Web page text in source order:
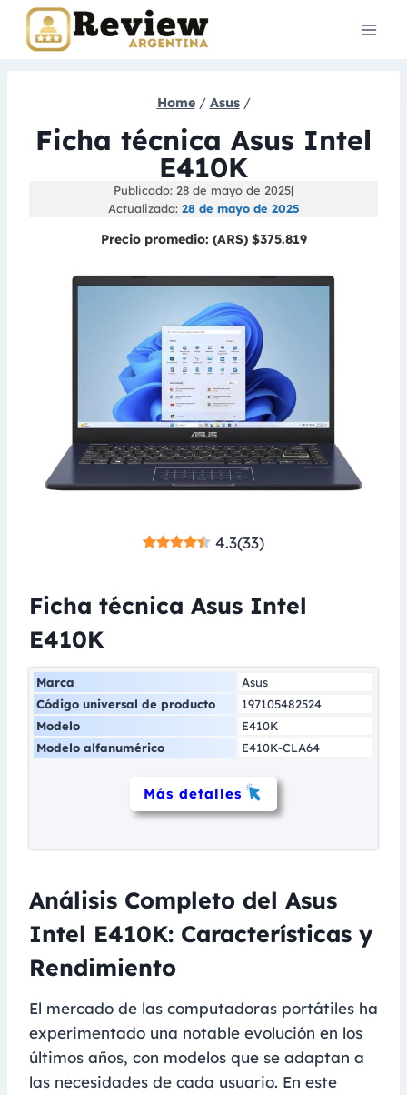
Skip
Home / Asus /
Ficha técnica Asus Intel
E410K
Publicado: 28 de mayo de 2025|
Actualizada: 28 de mayo de 2025
Precio promedio: (ARS) $375.819
4.3(33)
Ficha técnica Asus Intel
E410K
Marca
Asus
Código universal de producto
197105482524
Modelo
E410K
Modelo alfanumérico
E410K-CLA64
Más detalles
Análisis Completo del Asus
Intel E410K: Características y
Rendimiento
El mercado de las computadoras portátiles ha
experimentado una notable evolución en los
últimos años, con modelos que se adaptan a
las necesidades de cada usuario. En este